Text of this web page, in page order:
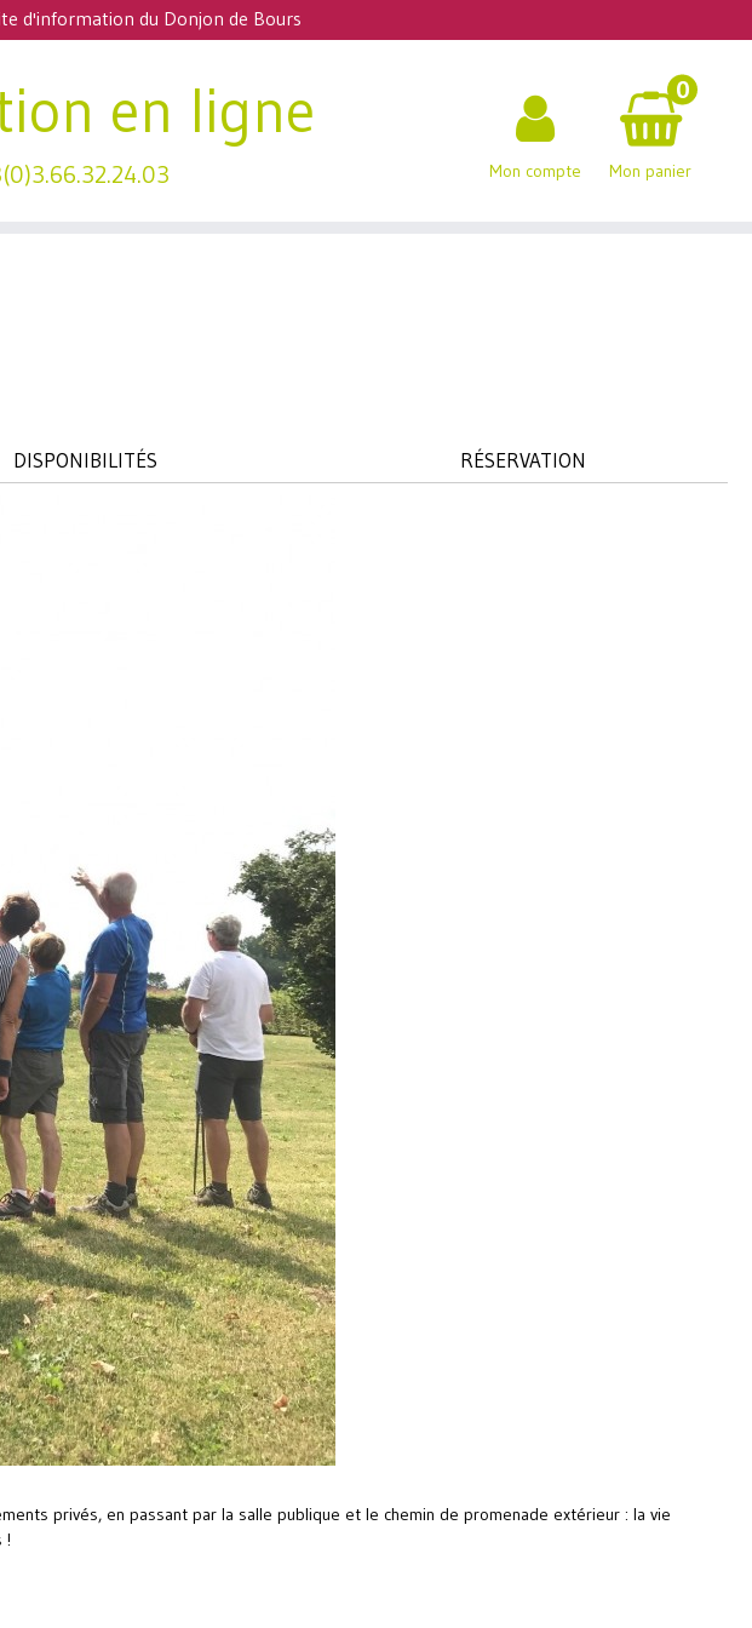
d'information du Donjon de Bours
en ligne
Mon compte Mon panier
0
DISPONIBILITÉS RÉSERVATION
privés, en passant par la salle publique et le chemin de promenade extérieur : la vie
!